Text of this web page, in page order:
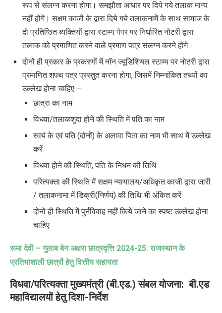
रूप से संलग्न करना होगा। समझौता आधार पर दिये गये तलाक मान्य
नहीं होंगें। सक्षम काजी के द्वारा दिये गये तलाकनामें के साथ सामाज के
दो प्रतिष्ठित व्यक्तियों द्वारा स्टाम्प पेपर पर निर्धारित नोटरी द्वारा
तलाक को प्रमाणित करने वाले प्रमाण पत्र संलग्न करने होंगे।
दोनों ही प्रकार के प्रकरणों में नॉन ज्यूडिशियल स्टाम्प पर नोटरी द्वारा
प्रमाणित शपथ पत्र प्रस्तुत करना होगा,जिसमें निम्नांकित तथ्यों का
उल्लेख होना चाहिए –
छात्रा का नाम
विधवा/तलाकशुदा होने की स्थिति में पति का नाम
स्वयं के एवं पति (दोनों) के अलावा पिता का नाम भी साथ में उल्लेख
करें
विधवा होने की स्थिति,पति के निधन की तिथि
परित्यक्ता की स्थिति में सक्षम न्यायालय/अधिकृत काजी द्वारा जारी
/ तलाकनामा में डिक्री(निर्णय) की तिथि भी अंकित करें
दोनों ही स्थिति में पुर्नविवाह नहीं किये जाने का स्पष्ट उल्लेख होना
चाहिए
रूमा देवी – गुलाब बेन अक्षरा छात्रवृत्ति 2024-25: राजस्थान के
प्रतिभाशाली छात्रों हेतु वित्तीय सहायता
विधवा/परित्यक्ता मुख्यमंत्री (बी.एड.) संबल योजना:बी.एड
महाविद्यालयों हेतु दिशा-निर्देश